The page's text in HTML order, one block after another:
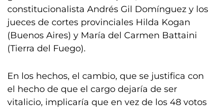
constitucionalista Andrés Gil Domínguez y los
jueces de cortes provinciales Hilda Kogan
(Buenos Aires) y María del Carmen Battaini
(Tierra del Fuego).
En los hechos, el cambio, que se justifica con
el hecho de que el cargo dejaría de ser
vitalicio, implicaría que en vez de los 48 votos